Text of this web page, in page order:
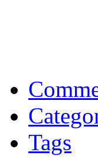
Memberikan yang
Tags